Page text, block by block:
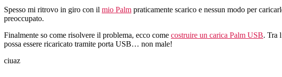
Spesso mi ritrovo in giro con il mio Palm praticamente scarico e nessun modo per
preoccupato.
Finalmente so come risolvere il problema, ecco come costruire un carica Palm USB. Tra
possa essere ricaricato tramite porta USB… non male!
ciuaz